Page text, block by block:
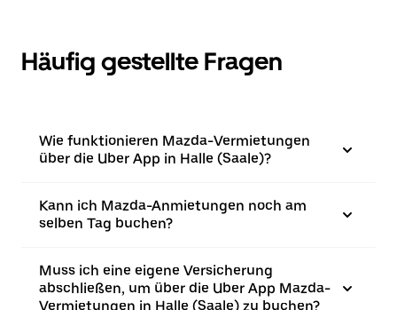
Häufig gestellte Fragen
Wie funktionieren Mazda-Vermietungen
über die Uber App in Halle (Saale)?
Kann ich Mazda-Anmietungen noch am
selben Tag buchen?
Muss ich eine eigene Versicherung
abschließen, um über die Uber App Mazda-
Vermietungen in Halle (Saale) zu buchen?